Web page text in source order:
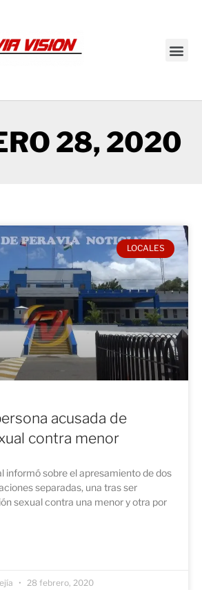
28, 2020
LOCALES
acusada de
contra menor
informó sobre el apresamiento de dos
separadas, una tras ser
sexual contra una menor y otra por
28 febrero, 2020